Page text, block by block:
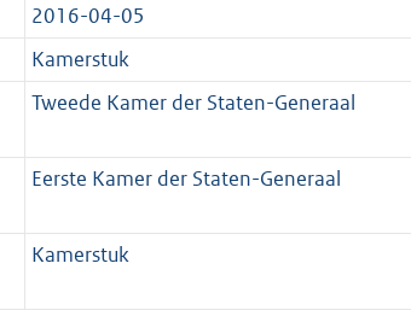
2016-04-05
Kamerstuk
Tweede Kamer der Staten-Generaal
Eerste Kamer der Staten-Generaal
Kamerstuk